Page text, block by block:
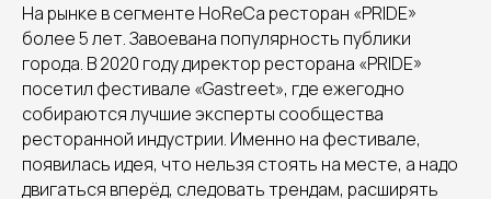
На рынке в сегменте HoReCa ресторан «PRIDE»
более 5 лет. Завоевана популярность публики
города. В 2020 году директор ресторана «PRIDE»
посетил фестивале «Gastreet», где ежегодно
собираются лучшие эксперты сообщества
ресторанной индустрии. Именно на фестивале,
появилась идея, что нельзя стоять на месте, а надо
двигаться вперёд, следовать трендам, расширять